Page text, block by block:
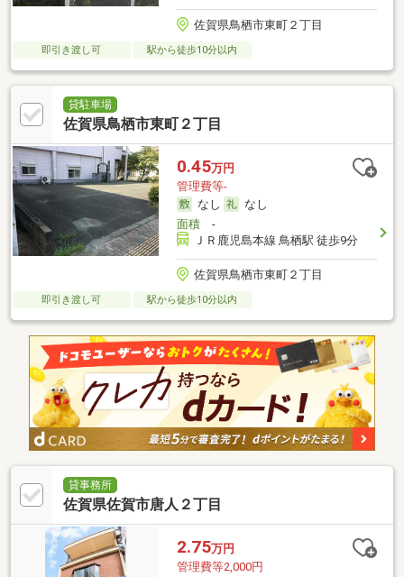
佐賀県鳥栖市東町２丁目
即引き渡し可 駅から徒歩10分以内
貸駐車場
佐賀県鳥栖市東町２丁目
0.45万円
管理費等-
なし
なし
面積-
ＪＲ鹿児島本線 鳥栖駅 徒歩9分
佐賀県鳥栖市東町２丁目
即引き渡し可 駅から徒歩10分以内
貸事務所
佐賀県佐賀市唐人２丁目
2.75万円
管理費等2,000円